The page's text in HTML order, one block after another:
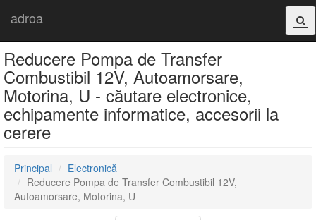
adroa
Reducere Pompa de Transfer
Combustibil 12V, Autoamorsare,
Motorina, U - căutare electronice,
echipamente informatice, accesorii la
cerere
Principal
Electronică
Reducere Pompa de Transfer Combustibil 12V,
Autoamorsare, Motorina, U